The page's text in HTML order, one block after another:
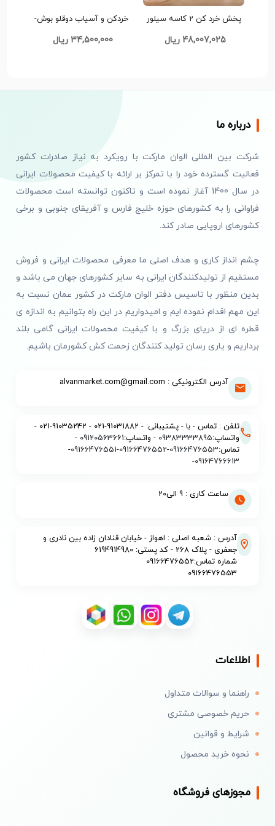
پخش خرد کن 2 کاسه سیلور
تک و عمده کد Z175
48,007,025 ریال
خردکن و آسیاب دوقلو بوش-
MA2024
34,500,000 ریال
درباره ما
شرکت بین المللی الوان مارکت با رویکرد به نیاز صادرات کشور
فعالیت گسترده خود را با تمرکز بر ارائه با کیفیت محصولات ایرانی
در سال 1400 آغاز نموده است و تاکنون توانسته است محصولات
فراوانی را به کشورهای حوزه خلیج فارس و آفریقای جنوبی و برخی
کشورهای اروپایی صادر کند.
چشم انداز کاری و هدف اصلی ما معرفی محصولات ایرانی و فروش
مستقیم از تولیدکنندگان ایرانی به سایر کشورهای جهان می باشد و
بدین منظور با تاسیس دفتر الوان مارکت در کشور عمان نسبت به
این مهم اقدام نموده ایم و امیدواریم در این راه بتوانیم به اندازه ی
قطره ای از دریای بزرگ و با کیفیت محصولات ایرانی گامی بلند
برداریم و یاری رسان تولید کنندگان زحمت کش کشورمان باشیم.
آدرس الکترونیکی : alvanmarket.com@gmail.com
تلفن : تماس - با - پشتیبانی: - 91031882-021 - 91035242-021 -
واتساپ:09383333895 - واتساپ:09120563661
-
تماس:09166476553
-
09166476552
-
09166476551
-
09164766613
-
ساعت کاری : 9 الی20
آدرس : شعبه اصلی : اهواز - خیابان قنادان زاده بین نادری و
جعفری - پلاک 268 - کد پستی: 6194914980
شماره تماس:09166476552
09166476553
اطلاعات
راهنما و سوالات متداول
حریم خصوصی مشتری
شرایط و قوانین
نحوه خرید محصول
مجوزهای فروشگاه